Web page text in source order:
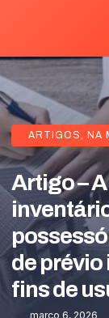
ARTIGOS, NA
Artigo –
de
fins de
março 6, 2026